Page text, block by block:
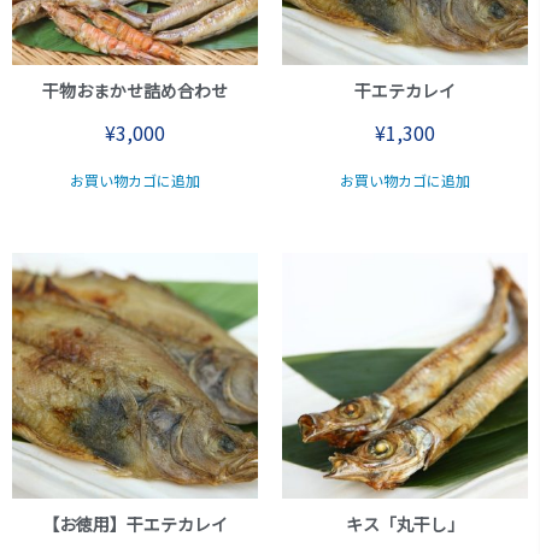
干物おまかせ詰め合わせ
¥3,000
お買い物カゴに追加
干エテカレイ
¥1,300
お買い物カゴに追加
【お徳用】干エテカレイ キス「丸干し」